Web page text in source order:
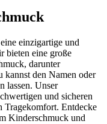
einzigartige und
bieten eine große
darunter
kannst den Namen oder
lassen. Unser
und sicheren
Tragekomfort. Entdecke
Kinderschmuck und